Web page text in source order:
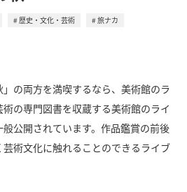
歴史・文化・芸術
旅ナカ
」の両方を満喫するなら、美術館のラ
の専門図書を収蔵する美術館のライ
公開されています。作品鑑賞の前後
術文化に触れることのできるライブ